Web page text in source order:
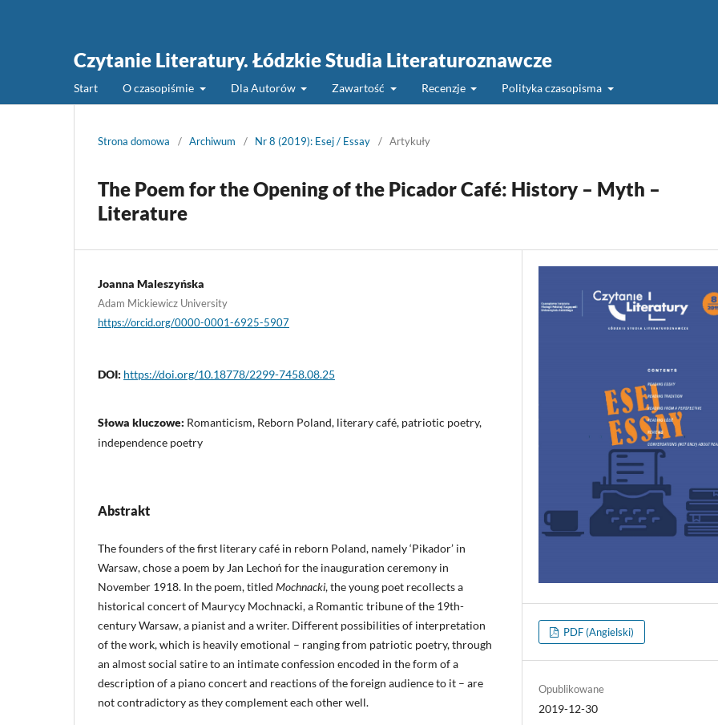
Czytanie Literatury. Łódzkie Studia Literaturoznawcze
Start O czasopiśmie Dla Autorów Zawartość Recenzje Polityka czasopisma
Strona domowa / Archiwum / Nr 8 (2019): Esej / Essay / Artykuły
The Poem for the Opening of the Picador Café: History – Myth –
Literature
Joanna Maleszyńska
Adam Mickiewicz University
https://orcid.org/0000-0001-6925-5907
DOI: https://doi.org/10.18778/2299-7458.08.25
Słowa kluczowe: Romanticism, Reborn Poland, literary café, patriotic poetry,
independence poetry
Abstrakt
The founders of the first literary café in reborn Poland, namely ‘Pikador’ in
Warsaw, chose a poem by Jan Lechoń for the inauguration ceremony in
November 1918. In the poem, titled Mochnacki, the young poet recollects a
historical concert of Maurycy Mochnacki, a Romantic tribune of the 19th-
century Warsaw, a pianist and a writer. Different possibilities of interpretation
of the work, which is heavily emotional – ranging from patriotic poetry, through
an almost social satire to an intimate confession encoded in the form of a
description of a piano concert and reactions of the foreign audience to it – are
not contradictory as they complement each other well.
PDF (Angielski)
Opublikowane
2019-12-30